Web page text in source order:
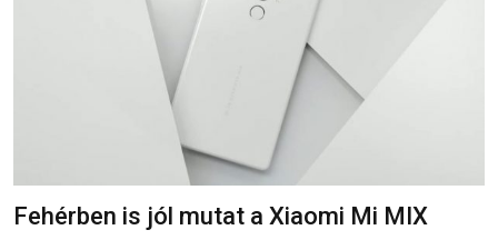
Fehérben is jól mutat a Xiaomi Mi MIX